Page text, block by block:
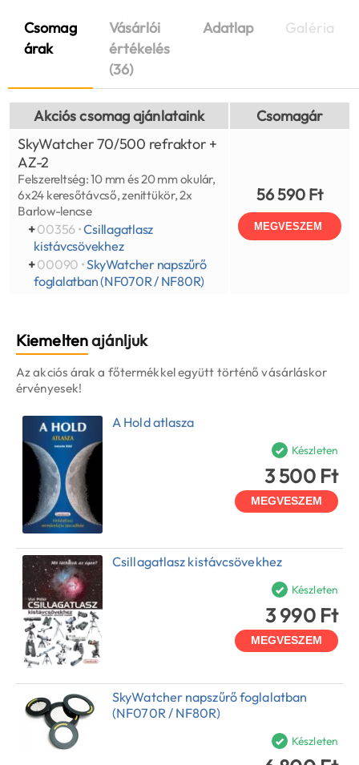
Csomag
árak
Vásárlói
értékelés
(36)
Adatlap Galéria
Akciós csomag ajánlataink
Csomagár
SkyWatcher 70/500 refraktor +
AZ-2
Felszereltség: 10 mm és 20 mm okulár,
6x24 keresőtávcső, zenittükör, 2x
Barlow-lencse
+00356 •Csillagatlasz
kistávcsövekhez
+00090 •SkyWatcher napszűrő
foglalatban (NF070R / NF80R)
56 590 Ft
MEGVESZEM
Kiemeltenajánljuk
Az akciós árak a főtermékkel együtt történő vásárláskor
érvényesek!
A Hold atlasza
Készleten
3 500 Ft
MEGVESZEM
Csillagatlasz kistávcsövekhez
Készleten
3 990 Ft
MEGVESZEM
SkyWatcher napszűrő foglalatban
(NF070R / NF80R)
Készleten